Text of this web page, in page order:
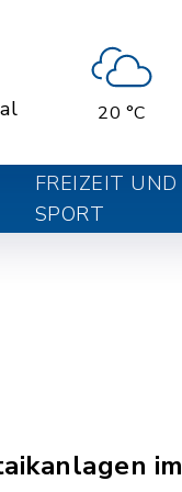
20 °C
FREIZEIT UND
SPORT
im